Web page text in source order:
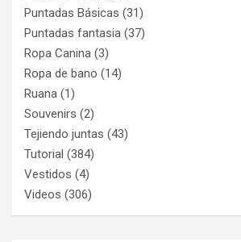
Puntadas Básicas (31)
Puntadas fantasia (37)
Ropa Canina (3)
Ropa de bano (14)
Ruana (1)
Souvenirs (2)
Tejiendo juntas (43)
Tutorial (384)
Vestidos (4)
Videos (306)